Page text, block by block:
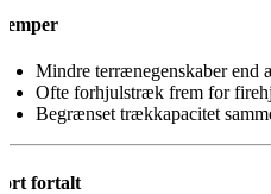
Mindre terrænegenskaber end
Ofte forhjulstræk frem for
Begrænset trækkapacitet
fortalt